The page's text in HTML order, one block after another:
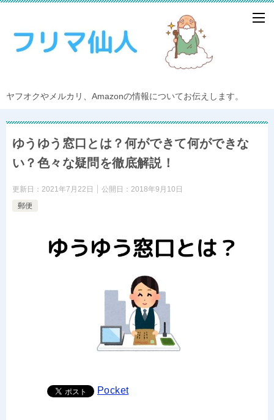
ヤフオクやメルカリ、Amazonの情報についてお伝えします。
ゆうゆう窓口とは？何ができて何ができな
い？色々な疑問を徹底解説！
更新日： 2021年7月22日 公開日： 2018年9月10日
郵便
Pocket